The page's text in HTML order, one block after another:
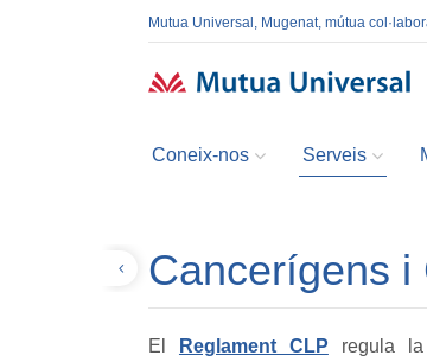
Mutua Universal, Mugenat, mútua
Coneix-nos Serveis
Cancerígens i
El Reglament CLP regula